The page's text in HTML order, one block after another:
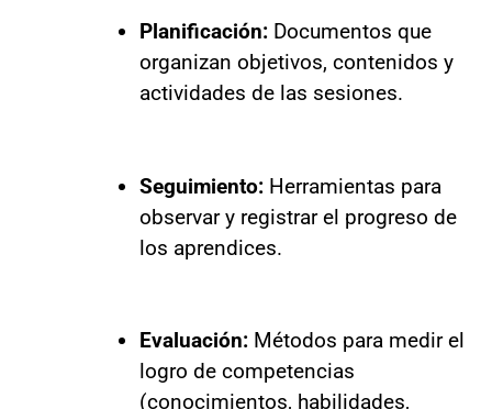
Planificación:Documentos que
organizan objetivos, contenidos y
actividades de las sesiones.
Seguimiento:Herramientas para
observar y registrar el progreso de
los aprendices.
Evaluación:Métodos para medir el
logro de competencias
(conocimientos, habilidades,